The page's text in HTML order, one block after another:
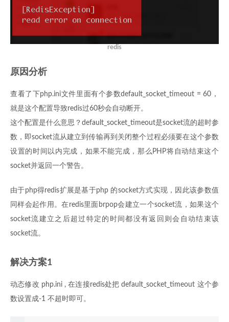
redis
原因分析
查看了下php.ini文件里面有个参数default_socket_timeout = 60，
就是这个配置导致redis过60秒会自动断开。
这个配置是什么意思？default_socket_timeout是socket流的超时参
数，即socket流从建立到传输再到关闭整个过程必须要在这个参数
设置的时间以内完成，如果不能完成，那么PHP将自动结束这个
socket并返回一个警告。
由于php得redis扩展是基于php 的socket方式实现，因此该参数值
同样会起作用。在redis里面brpop会建立一个socket流，如果这个
socket流建立之后超过特定的时间都没有返回则会自动结束该
socket流。
解决方案1
动态修改 php.ini , 在连接redis处把 default_socket_timeout 这个参
数设置成-1 不超时即可。